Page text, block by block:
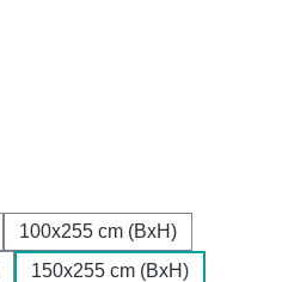
100x255 cm (BxH)
150x255 cm (BxH)